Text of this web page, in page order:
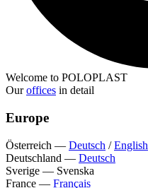
Welcome to POLOPLAST
Ouroffices in detail
Europe
Österreich — Deutsch /English
Deutschland — Deutsch
Sverige — Svenska
France — Français